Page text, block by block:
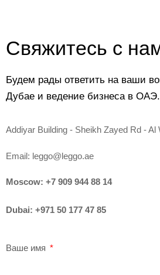
Свяжитесь с
Будем рады ответить на ваши
Дубае и ведение бизнеса в ОАЭ.
Addiyar Building - Sheikh Zayed Rd - Al
Email: leggo@leggo.ae
Moscow: +7 909 944 88 14
Dubai: +971 50 177 47 85
Ваше имя